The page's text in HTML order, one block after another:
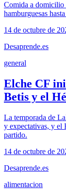
Comida a domicilio
hamburguesas
14 de octubre de
Desaprende.es
general
Elche CF
Betis y el
La temporada de
y expectativas, y el
partido.
14 de octubre de
Desaprende.es
alimentacion